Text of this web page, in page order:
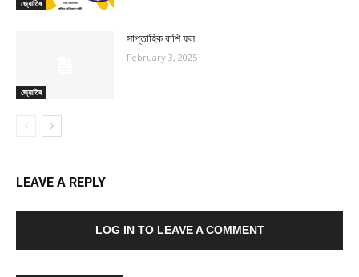
জ্যোতিষ
জ্যোতিষ
সাপ্তাহিক রাশি ফল
February 3, 2025
LEAVE A REPLY
LOG IN TO LEAVE A COMMENT